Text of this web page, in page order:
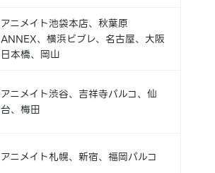
アニメイト池袋本店、秋葉原
ANNEX、横浜ビブレ、名古屋、大阪
日本橋、岡山
アニメイト渋谷、吉祥寺パルコ、仙
台、梅田
アニメイト札幌、新宿、福岡パルコ